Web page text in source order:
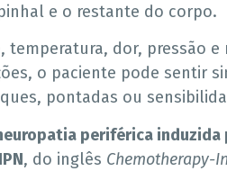
e o restante do corpo.
temperatura, dor, pressão e
o paciente pode sentir
pontadas ou
periférica
, do inglês Chemotherapy-